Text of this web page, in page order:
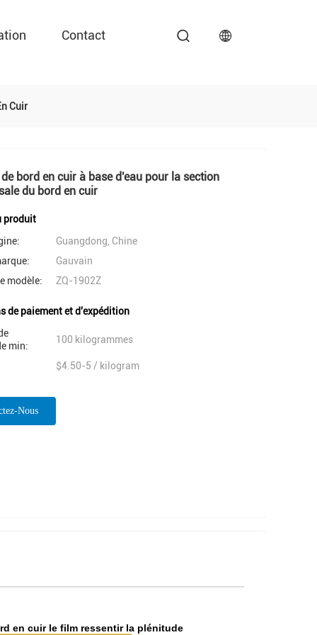
Contact
Cuir
bord en cuir à base d'eau pour la section
du bord en cuir
produit
Guangdong, Chine
Gauvain
modèle:
ZQ-1902Z
de paiement et d'expédition
min:
100 kilogrammes
$4.50-5 / kilogram
Nous
en cuir le film ressentir la plénitude